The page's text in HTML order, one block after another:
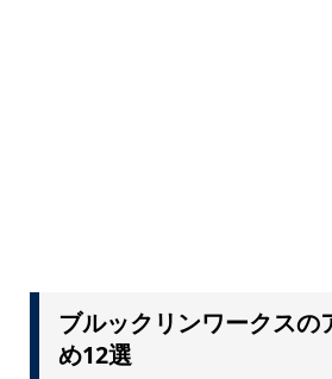
ブルックリンワークスの
め12選